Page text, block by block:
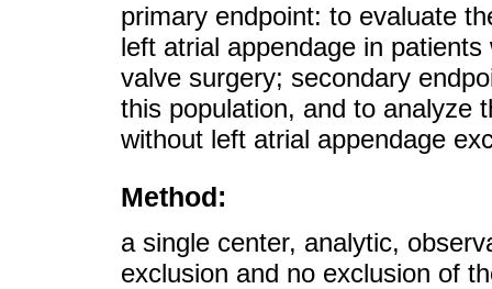
primary endpoint: to evaluate
left atrial appendage in
valve surgery; secondary
this population, and to analyze
without left atrial appendage
Method:
a single center, analytic,
exclusion and no exclusion of